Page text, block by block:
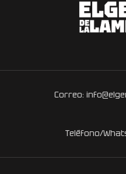
Correo:
Teléfono/